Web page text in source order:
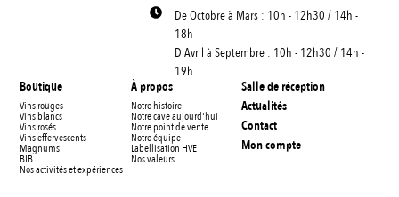
De Octobre à Mars : 10h - 12h30 / 14h -
18h
D'Avril à Septembre : 10h - 12h30 / 14h -
19h
Boutique
Vins rouges
Vins blancs
Vins rosés
Vins effervescents
Magnums
BIB
Nos activités et expériences
À propos
Notre histoire
Notre cave aujourd'hui
Notre point de vente
Notre équipe
Labellisation HVE
Nos valeurs
Salle de réception
Actualités
Contact
Mon compte